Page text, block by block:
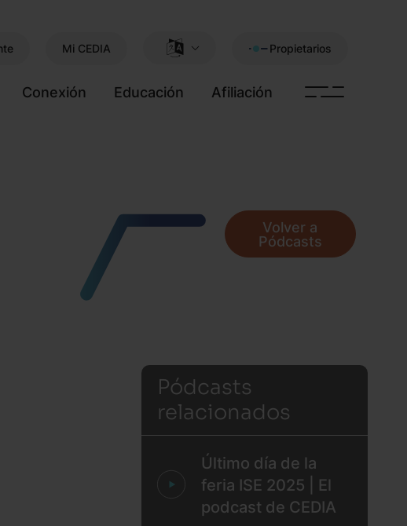
Mi CEDIA Propietarios
Conexión Educación Afiliación
Volver a
Pódcasts
Pódcasts
relacionados
Último día de la
feria ISE 2025 | El
podcast de CEDIA